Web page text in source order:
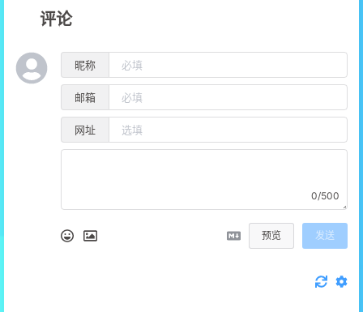
评论
昵称
邮箱
网址
0/500
预览 发送